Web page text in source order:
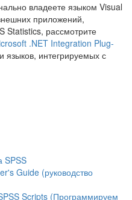
владеете языком Visual
приложений,
Statistics, рассмотрите
.NET Integration Plug-
языков, интегрируемых с
SPSS
Guide (руководство
Scripts (Программируем